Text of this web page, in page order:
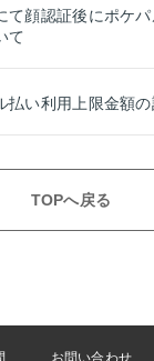
て顔認証後にポケ
て
払い利用上限金額
TOPへ戻る